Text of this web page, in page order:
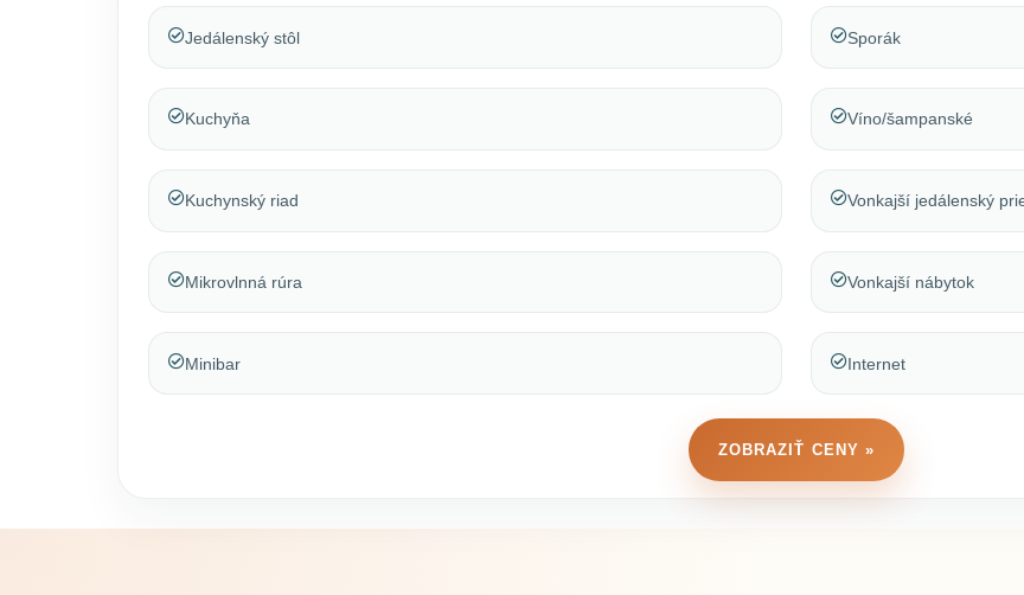
Jedálenský stôl
Kuchyňa
Kuchynský riad
Mikrovlnná rúra
Minibar
Sporák
Víno/šampanské
Vonkajší jedálenský
Vonkajší nábytok
Internet
ZOBRAZIŤ CENY »